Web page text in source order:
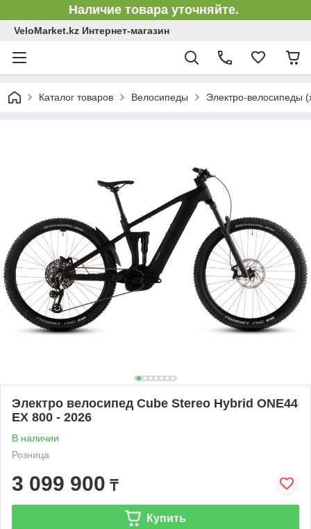
Наличие товара уточняйте.
VeloMarket.kz Интернет-магазин
Каталог товаров Велосипеды Электро-велосипеды
Электро велосипед Cube Stereo Hybrid ONE44
EX 800 - 2026
В наличии
Розница
3 099 900 ₸
Купить